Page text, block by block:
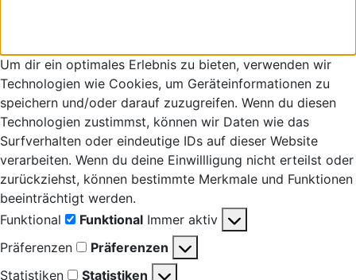
Um dir ein optimales Erlebnis zu bieten, verwenden wir
Technologien wie Cookies, um Geräteinformationen zu
speichern und/oder darauf zuzugreifen. Wenn du diesen
Technologien zustimmst, können wir Daten wie das
Surfverhalten oder eindeutige IDs auf dieser Website
verarbeiten. Wenn du deine Einwillligung nicht erteilst oder
zurückziehst, können bestimmte Merkmale und Funktionen
beeinträchtigt werden.
Funktional
Funktional Immer aktiv
Präferenzen
Präferenzen
Statistiken
Statistiken